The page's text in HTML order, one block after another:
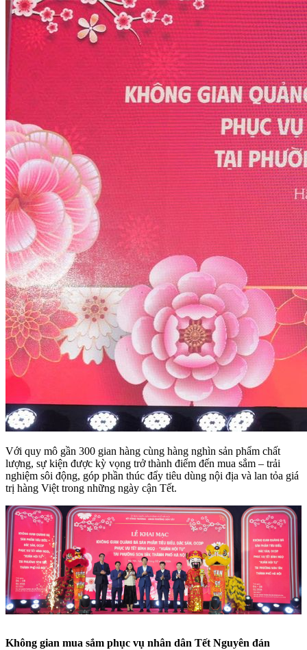
Với quy mô gần 300 gian hàng cùng hàng nghìn sản phẩm chất
lượng, sự kiện được kỳ vọng trở thành điểm đến mua sắm – trải
nghiệm sôi động, góp phần thúc đẩy tiêu dùng nội địa và lan tỏa giá
trị hàng Việt trong những ngày cận Tết.
Không gian mua sắm phục vụ nhân dân Tết Nguyên đán